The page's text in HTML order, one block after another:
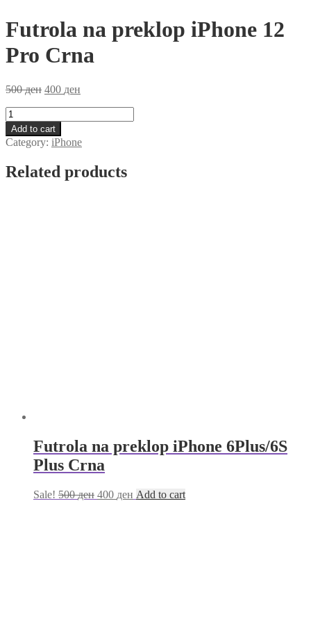
Futrola na preklop iPhone 12
Pro Crna
500ден 400 ден
Futrola
na
preklop
iPhone
Pro
Add to cart
Category: iPhone
Related products
Futrola na preklop iPhone 6Plus/6S
Plus Crna
Sale! 500ден 400 ден Add to cart